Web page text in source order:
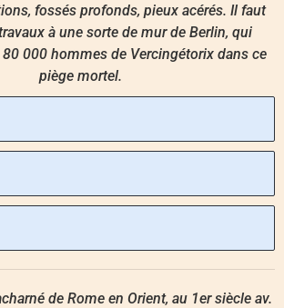
fossés profonds, pieux acérés. Il faut
à une sorte de mur de Berlin, qui
000 hommes de Vercingétorix dans ce
piège mortel.
de Rome en Orient, au 1er siècle av.